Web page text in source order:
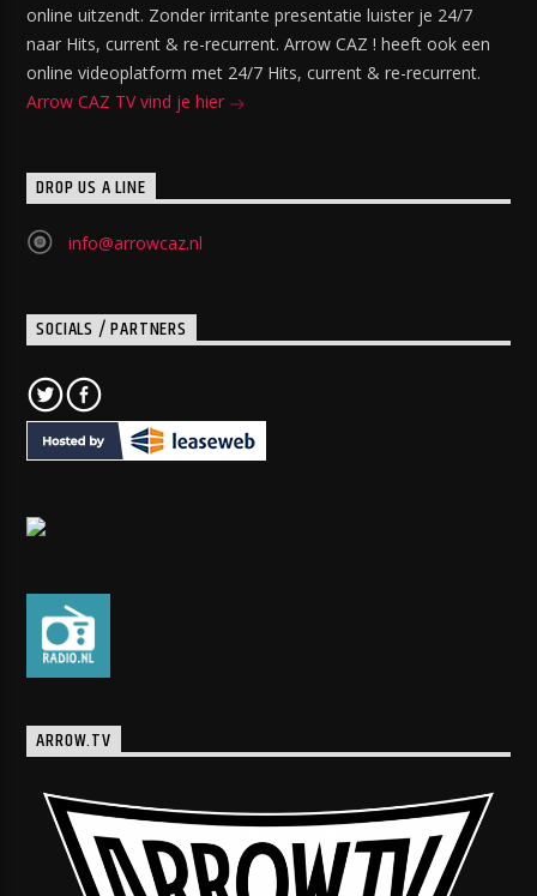
online uitzendt. Zonder irritante presentatie luister je 24/7
naar Hits, current & re-recurrent. Arrow CAZ ! heeft ook een
online videoplatform met 24/7 Hits, current & re-recurrent.
Arrow CAZ TV vind je hier
DROP US A LINE
info@arrowcaz.nl
SOCIALS / PARTNERS
ARROW.TV